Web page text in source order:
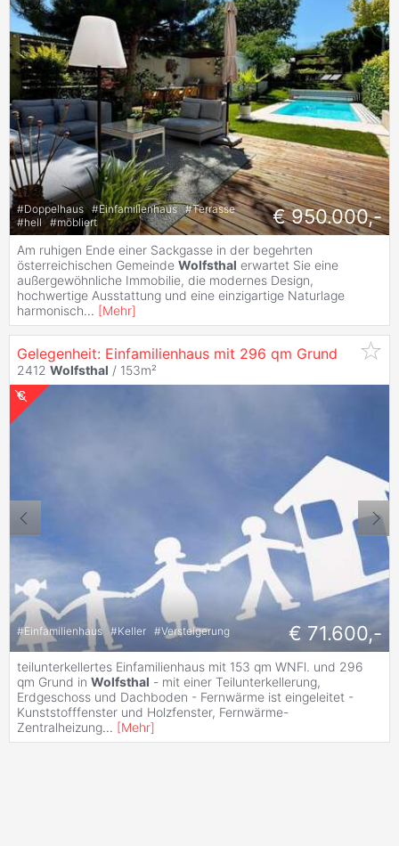
#Doppelhaus #Einfamilienhaus #Terrasse
#hell #möbliert € 950.000,-
Am ruhigen Ende einer Sackgasse in der begehrten
österreichischen Gemeinde Wolfsthal erwartet Sie eine
außergewöhnliche Immobilie, die modernes Design,
hochwertige Ausstattung und eine einzigartige Naturlage
harmonisch... [Mehr]
Gelegenheit: Einfamilienhaus mit 296 qm Grund
2412 Wolfsthal / 153m²
#Einfamilienhaus #Keller #Versteigerung € 71.600,-
teilunterkellertes Einfamilienhaus mit 153 qm WNFl. und 296
qm Grund in Wolfsthal - mit einer Teilunterkellerung,
Erdgeschoss und Dachboden - Fernwärme ist eingeleitet -
Kunststofffenster und Holzfenster, Fernwärme-
Zentralheizung... [Mehr]